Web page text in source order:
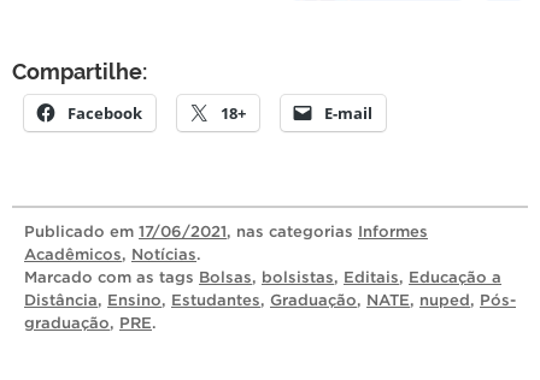
Compartilhe:
Facebook 18+ E-mail
Publicado em 17/06/2021, nas categorias Informes
Acadêmicos, Notícias.
Marcado com as tags Bolsas, bolsistas, Editais, Educação a
Distância, Ensino, Estudantes, Graduação, NATE, nuped, Pós-
graduação, PRE.